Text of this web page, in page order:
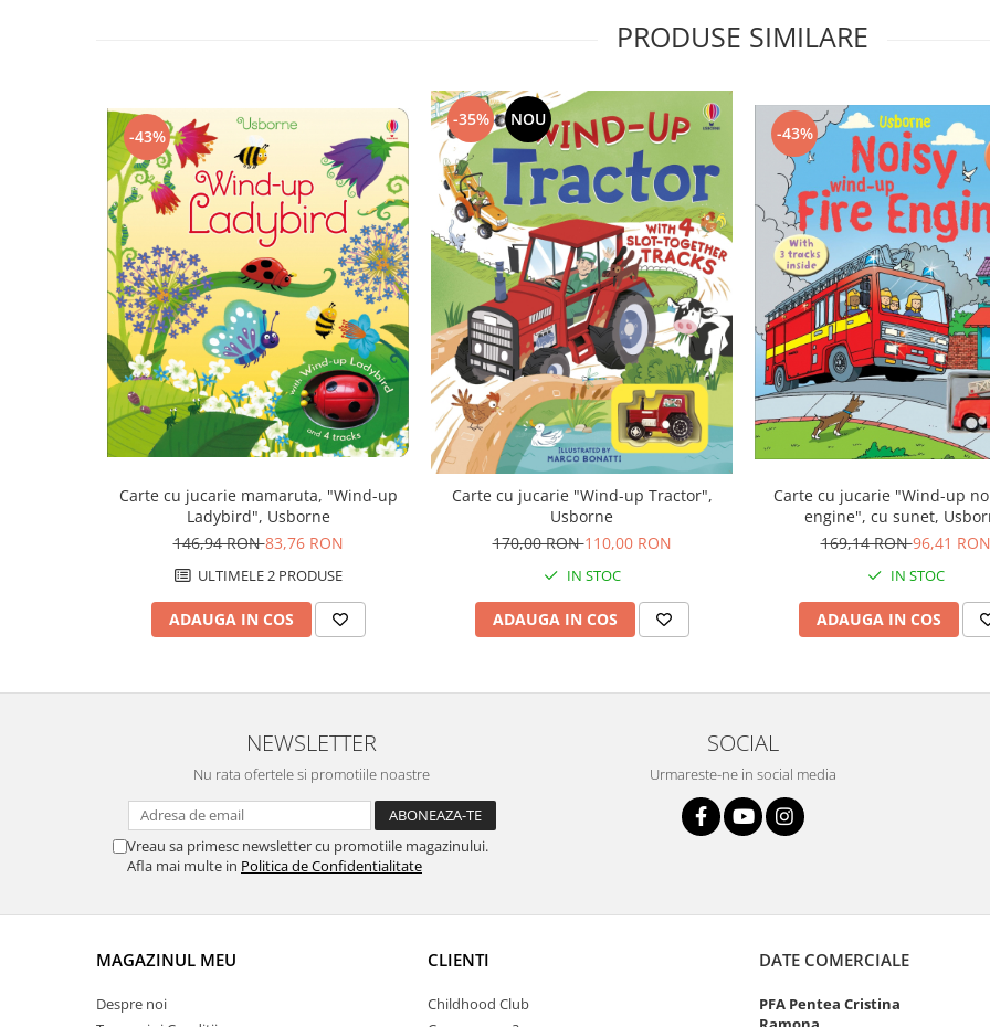
PRODUSE SIMILARE
-43%
Carte cu jucarie mamaruta, "Wind-up
Ladybird", Usborne
146,94 RON83,76 RON
ULTIMELE 2 PRODUSE
ADAUGA IN COS
-35% NOU
Carte cu jucarie "Wind-up Tractor",
Usborne
170,00 RON110,00 RON
IN STOC
ADAUGA IN COS
-43%
Carte cu jucarie "Wind-up
engine", cu sunet,
169,14 RON96,41 RON
IN STOC
ADAUGA IN COS
NEWSLETTER
Nu rata ofertele si promotiile noastre
Vreau sa primesc newsletter cu promotiile magazinului.
Afla mai multe in Politica de Confidentialitate
SOCIAL
Urmareste-ne in social media
MAGAZINUL MEU
Despre noi
CLIENTI
Childhood Club
DATE COMERCIALE
PFA Pentea Cristina